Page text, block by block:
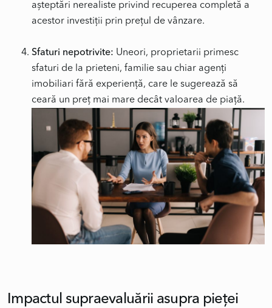
așteptări nerealiste privind recuperea completă a
acestor investiții prin prețul de vânzare.
Sfaturi nepotrivite: Uneori, proprietarii primesc
sfaturi de la prieteni, familie sau chiar agenți
imobiliari fără experiență, care le sugerează să
ceară un preț mai mare decât valoarea de piață.
Impactul supraevaluării asupra pieței